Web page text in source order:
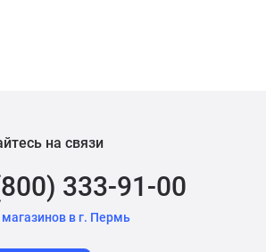
на связи
333-91-00
в г. Пермь